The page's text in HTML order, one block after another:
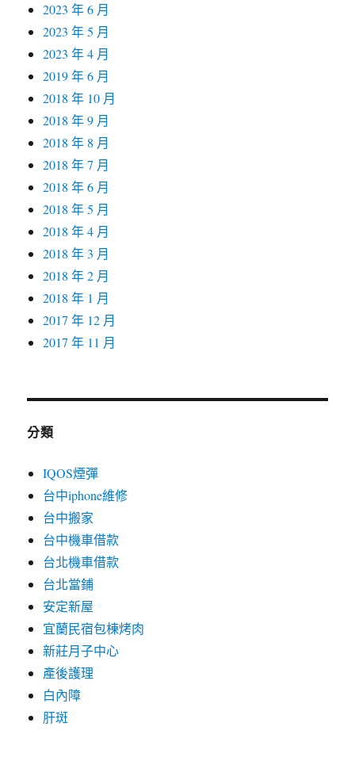
2023 年 6 月
2023 年 5 月
2023 年 4 月
2019 年 6 月
2018 年 10 月
2018 年 9 月
2018 年 8 月
2018 年 7 月
2018 年 6 月
2018 年 5 月
2018 年 4 月
2018 年 3 月
2018 年 2 月
2018 年 1 月
2017 年 12 月
2017 年 11 月
分類
IQOS煙彈
台中iphone維修
台中搬家
台中機車借款
台北機車借款
台北當鋪
安定新屋
宜蘭民宿包棟烤肉
新莊月子中心
產後護理
白內障
肝斑